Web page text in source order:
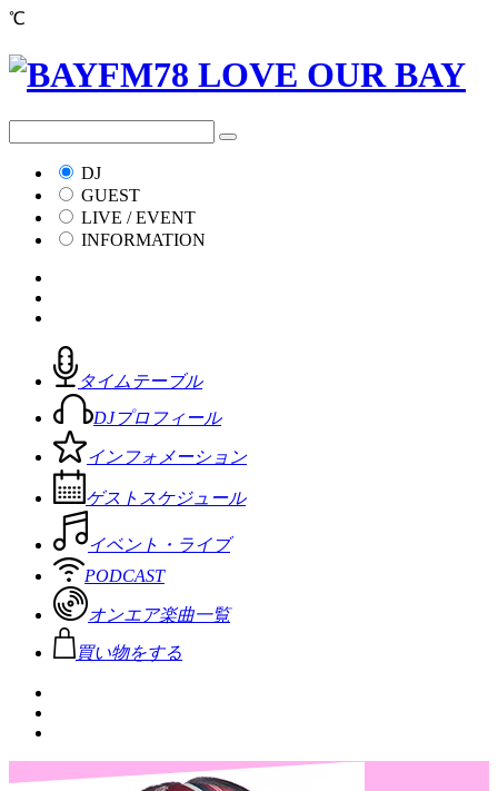
℃
DJ
GUEST
LIVE / EVENT
INFORMATION
タイムテーブル
DJプロフィール
インフォメーション
ゲストスケジュール
イベント・ライブ
PODCAST
オンエア楽曲一覧
買い物をする